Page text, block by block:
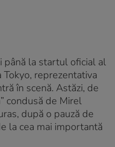
până la startul oficial al
reprezentativa
în scenă. Astăzi, de
condusă de Mirel
după o pauză de
la cea mai importantă